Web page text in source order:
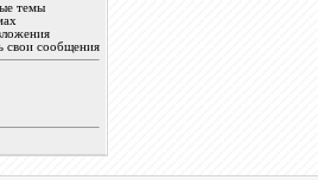
темы
свои сообщения